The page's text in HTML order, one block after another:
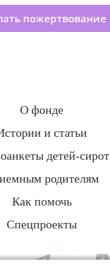
пожертвование
О фонде
и статьи
детей-сирот
родителям
Как помочь
Спецпроекты